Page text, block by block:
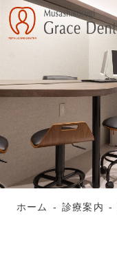
ホーム 診療案内